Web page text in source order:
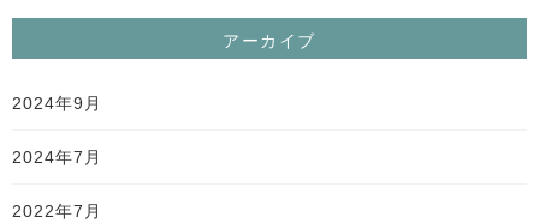
アーカイブ
2024年9月
2024年7月
2022年7月